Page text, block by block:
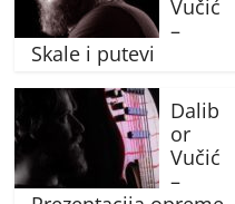
Vučić
–
Skale i putevi
Dalib
or
Vučić
–